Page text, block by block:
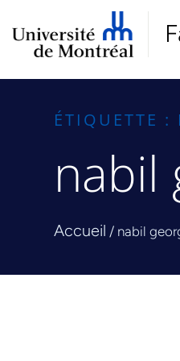
ÉTIQUETTE :
nabil
Accueil / nabil